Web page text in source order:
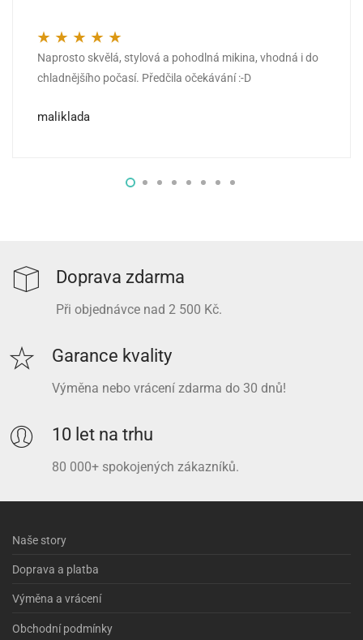
Hodnocení 5z 5
Naprosto skvělá, stylová a pohodlná mikina, vhodná i do
chladnějšího počasí. Předčila očekávání :-D
maliklada
Doprava zdarma
Při objednávce nad 2 500 Kč.
Garance kvality
Výměna nebo vrácení zdarma do 30 dnů!
10 let na trhu
80 000+ spokojených zákazníků.
Naše story
Doprava a platba
Výměna a vrácení
Obchodní podmínky